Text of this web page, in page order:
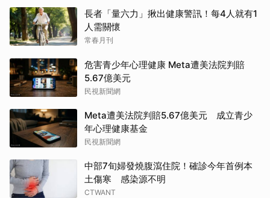
長者「量六力」揪出健康警訊！每4人就有1
人需關懷
常春月刊
危害青少年心理健康 Meta遭美法院判賠
5.67億美元
民視新聞網
Meta遭美法院判賠5.67億美元 成立青少
年心理健康基金
民視新聞網
中部7旬婦發燒腹瀉住院！確診今年首例本
土傷寒 感染源不明
CTWANT